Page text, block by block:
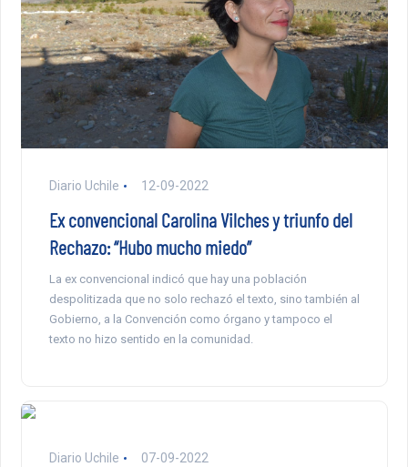
Diario Uchile 12-09-2022
Ex convencional Carolina Vilches y triunfo del
Rechazo: “Hubo mucho miedo”
La ex convencional indicó que hay una población
despolitizada que no solo rechazó el texto, sino también al
Gobierno, a la Convención como órgano y tampoco el
texto no hizo sentido en la comunidad.
Diario Uchile 07-09-2022